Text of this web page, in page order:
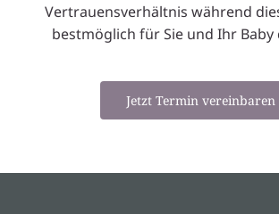
Vertrauensverhältnis während
bestmöglich für Sie und Ihr Baby
Jetzt Termin vereinbaren